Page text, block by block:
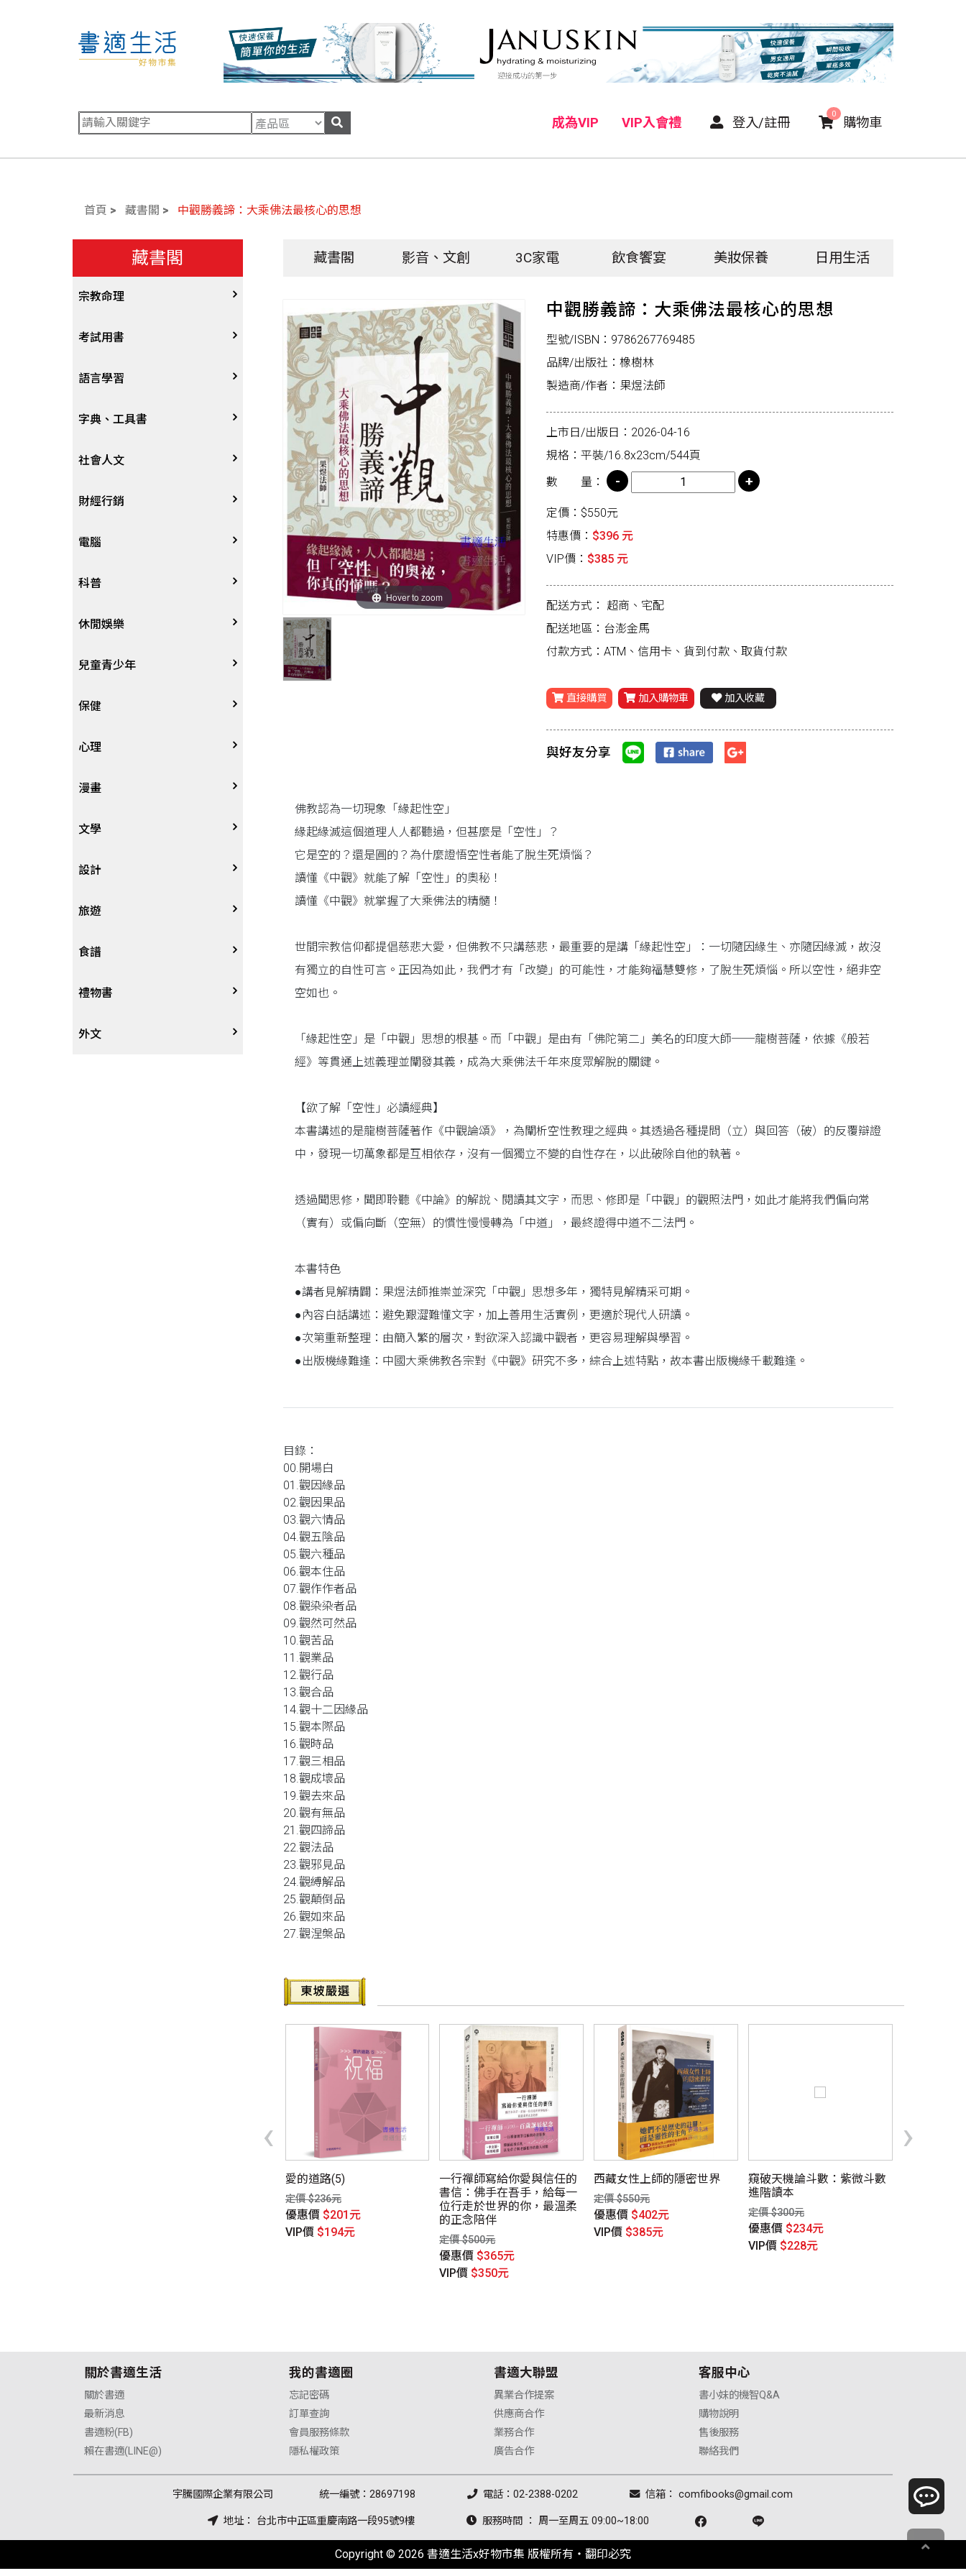
成為VIP VIP入會禮 登入/註冊 購物車
0
首頁 藏書閣 中觀勝義諦：大乘佛法最核心的思想
藏書閣
宗教命理
宗教
星象星座命理
考試用書
四技二專大學
國考、檢定
留學考試
學習法/考試方法
國中小參考書
語言學習
英語/美語
日語
韓語
歐語
東南亞語
閩南語/台語
其他語言
中文
字典、工具書
字辭典
百科、圖鑑
地圖集
其他工具書
社會人文
社會學、人文思想
法律
政治
軍事
哲學
歷史地理
歷史人物傳記
兩岸國際
財經行銷
行銷廣告
談判溝通
電子商務&趨勢
生涯規劃
經營管理、成功學
商學、經濟學
投資理財
人物傳記
職場工作術
電腦
軟體
硬體
技能檢定
電玩攻略
其他
科普
大自然動植物
天文地理
物理化學
科普
數學
航空
休閒娛樂
體育運動
音樂、樂譜
繪畫/書法
攝影
電影
棋藝桌遊
寵物
時尚、瘦身、芳療
戲劇、舞蹈
動腦解謎
兒童青少年
0~3歲
4~8歲
8~12歲
12~18歲
遊戲書
英語書
教育教養
保健
家庭、親子
疾病養生
醫療人文
心理
心理學
勵志成長
人際關係
生老病死
漫畫
漫畫
圖文繪本
限制級漫畫
文學
中文文學
中文詩詞
武俠小說
奇幻恐佈小說
推理小說
設計
藝術設計
居家佈置
建築工藝
園藝
旅遊
台灣
中港澳
日韓
食譜
中式
西式
禮物書
外文
藏書閣 影音、文創 3C家電 飲食饗宴 美妝保養 日用生活
Hover to zoom
中觀勝義諦：大乘佛法最核心的思想
型號/ISBN：9786267769485
品牌/出版社：橡樹林
製造商/作者：果煜法師
上市日/出版日：2026-04-16
規格：平裝/16.8x23cm/544頁
數 量：
定價：$550元
特惠價： $396 元
VIP價： $385 元
配送方式： 超商、宅配
配送地區：台澎金馬
付款方式：ATM、信用卡、貨到付款、取貨付款
直接購買 加入購物車 加入收藏
與好友分享
佛教認為一切現象「緣起性空」
緣起緣滅這個道理人人都聽過，但甚麼是「空性」？
它是空的？還是圓的？為什麼證悟空性者能了脫生死煩惱？
讀懂《中觀》就能了解「空性」的奧秘！
讀懂《中觀》就掌握了大乘佛法的精髓！
世間宗教信仰都提倡慈悲大愛，但佛教不只講慈悲，最重要的是講「緣起性空」：一切隨因緣生、亦隨因緣滅，故沒
有獨立的自性可言。正因為如此，我們才有「改變」的可能性，才能夠福慧雙修，了脫生死煩惱。所以空性，絕非空
空如也。
「緣起性空」是「中觀」思想的根基。而「中觀」是由有「佛陀第二」美名的印度大師──龍樹菩薩，依據《般若
經》等貫通上述義理並闡發其義，成為大乘佛法千年來度眾解脫的關鍵。
【欲了解「空性」必讀經典】
本書講述的是龍樹菩薩著作《中觀論頌》，為闡析空性教理之經典。其透過各種提問（立）與回答（破）的反覆辯證
中，發現一切萬象都是互相依存，沒有一個獨立不變的自性存在，以此破除自他的執著。
透過聞思修，聞即聆聽《中論》的解說、閱讀其文字，而思、修即是「中觀」的觀照法門，如此才能將我們偏向常
（實有）或偏向斷（空無）的慣性慢慢轉為「中道」，最終證得中道不二法門。
本書特色
●講者見解精闢：果煜法師推崇並深究「中觀」思想多年，獨特見解精采可期。
●內容白話講述：避免艱澀難懂文字，加上善用生活實例，更適於現代人研讀。
●次第重新整理：由簡入繁的層次，對欲深入認識中觀者，更容易理解與學習。
●出版機緣難逢：中國大乘佛教各宗對《中觀》研究不多，綜合上述特點，故本書出版機緣千載難逢。
目錄：
00.開場白
01.觀因緣品
02.觀因果品
03.觀六情品
04.觀五陰品
05.觀六種品
06.觀本住品
07.觀作作者品
08.觀染染者品
09.觀然可然品
10.觀苦品
11.觀業品
12.觀行品
13.觀合品
14.觀十二因緣品
15.觀本際品
16.觀時品
17.觀三相品
18.觀成壞品
19.觀去來品
20.觀有無品
21.觀四諦品
22.觀法品
23.觀邪見品
24.觀縛解品
25.觀顛倒品
26.觀如來品
27.觀涅槃品
愛的道路(5)
定價 $236元
優惠價 $201元
VIP價 $194元
一行禪師寫給你愛與信任的
書信：佛手在吾手，給每一
位行走於世界的你，最溫柔
的正念陪伴
定價 $500元
優惠價 $365元
VIP價 $350元
西藏女性上師的隱密世界
定價 $550元
優惠價 $402元
VIP價 $385元
窺破天機論斗數：紫微斗數
進階讀本
定價 $300元
優惠價 $234元
VIP價 $228元
‹ ›
關於書適生活
關於書適
最新消息
書適粉(FB)
賴在書適(LINE@)
我的書適圈
忘記密碼
訂單查詢
會員服務條款
隱私權政策
書適大聯盟
異業合作提案
供應商合作
業務合作
廣告合作
客服中心
書小妹的機智Q&A
購物說明
售後服務
聯絡我們
宇騰國際企業有限公司 統一編號：28697198 電話：02-2388-0202 信箱： comfibooks@gmail.com
地址： 台北市中正區重慶南路一段95號9樓 服務時間 ： 周一至周五 09:00~18:00
Copyright © 2026 書適生活x好物市集 版權所有‧翻印必究